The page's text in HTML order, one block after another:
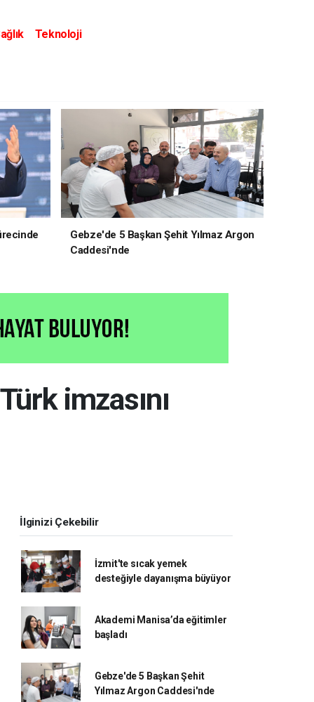
Teknoloji
Gebze'de 5 Başkan Şehit Yılmaz Argon
Caddesi'nde
imzasını
İlginizi Çekebilir
İzmit'te sıcak yemek
desteğiyle dayanışma büyüyor
Akademi Manisa’da eğitimler
başladı
Gebze'de 5 Başkan Şehit
Yılmaz Argon Caddesi'nde